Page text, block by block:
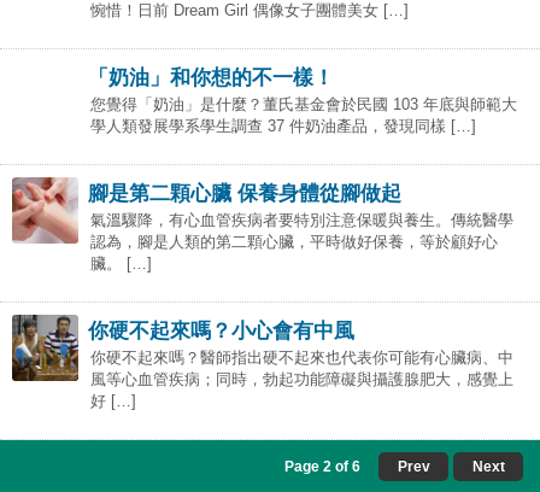
惋惜！日前 Dream Girl 偶像女子團體美女 […]
「奶油」和你想的不一樣！
您覺得「奶油」是什麼？董氏基金會於民國 103 年底與師範大
學人類發展學系學生調查 37 件奶油產品，發現同樣 […]
腳是第二顆心臟 保養身體從腳做起
氣溫驟降，有心血管疾病者要特別注意保暖與養生。傳統醫學
認為，腳是人類的第二顆心臟，平時做好保養，等於顧好心
臟。 […]
你硬不起來嗎？小心會有中風
你硬不起來嗎？醫師指出硬不起來也代表你可能有心臟病、中
風等心血管疾病；同時，勃起功能障礙與攝護腺肥大，感覺上
好 […]
Next
Prev
Page 2 of 6